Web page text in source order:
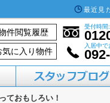
最近見
件閲覧履歴
受付時
気に入り物件
入居中
ておもしろい！